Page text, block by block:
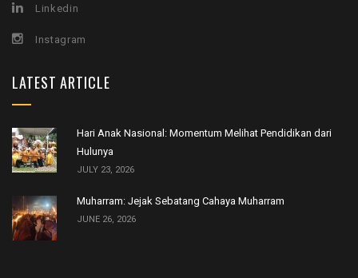
Linkedin
Instagram
LATEST ARTICLE
Hari Anak Nasional: Momentum Melihat Pendidikan dari
Hulunya
JULY 23, 2026
Muharram: Jejak Sebatang Cahaya Muharram
JUNE 26, 2026